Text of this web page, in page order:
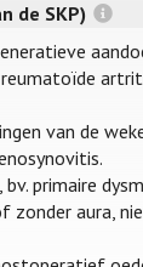
de SKP)
van de
primaire
zonder aura,